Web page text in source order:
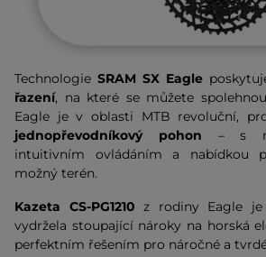
Technologie SRAM SX Eagle
řazení, na které se můžete
Eagle je v oblasti MTB revoluční,
jednopřevodníkový pohon – s
intuitivním ovládáním a nabídkou
možný terén.
Kazeta CS-PG1210 z rodiny Eagle je
vydržela stoupající nároky na horská
perfektním řešením pro náročné a